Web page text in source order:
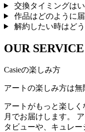
交換タイミングは
作品はどのように
解約したい時はど
OUR SERVICE
Casieの楽しみ方
アートの楽しみ方は無
アートがもっと楽し
月でお届けします。
タビューや、キュレ